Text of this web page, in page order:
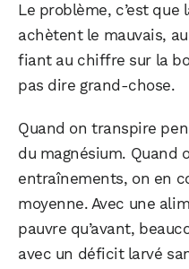
Le problème, c’est que
achètent le mauvais,
fiant au chiffre sur la
pas dire grand-chose.
Quand on transpire
du magnésium. Quand
entraînements, on en
moyenne. Avec une
pauvre qu’avant,
avec un déficit larvé